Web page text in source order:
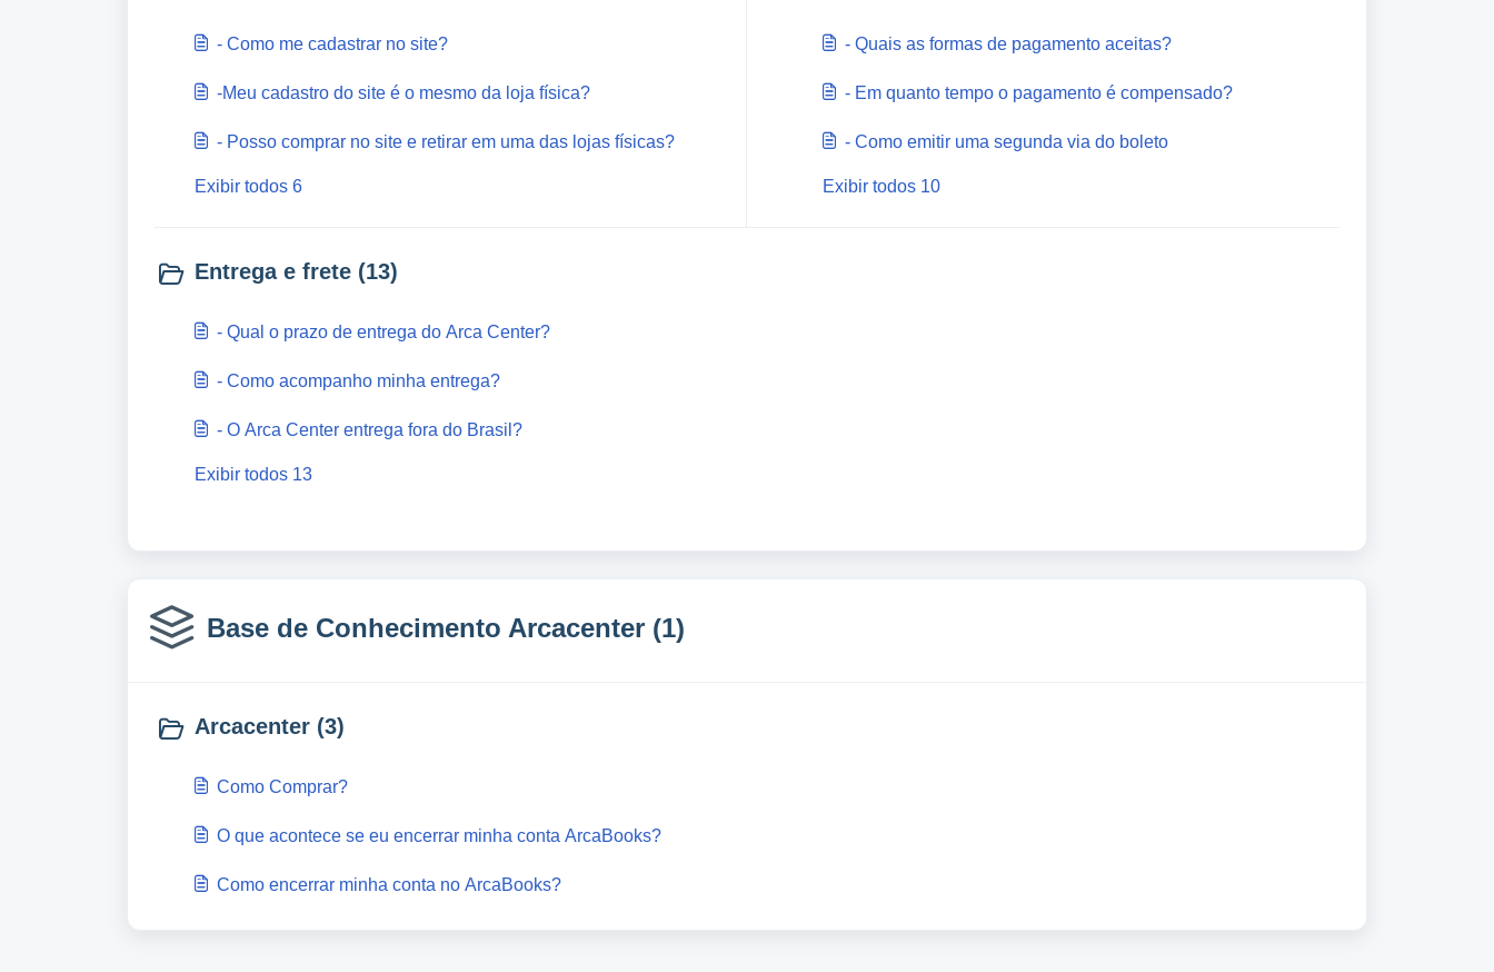
- Como me cadastrar no site?
-Meu cadastro do site é o mesmo da loja física?
- Posso comprar no site e retirar em uma das lojas físicas?
Exibir todos 6
- Quais as formas de pagamento aceitas?
- Em quanto tempo o pagamento é compensado?
- Como emitir uma segunda via do boleto
Exibir todos 10
Entrega e frete (13)
- Qual o prazo de entrega do Arca Center?
- Como acompanho minha entrega?
- O Arca Center entrega fora do Brasil?
Exibir todos 13
Base de Conhecimento Arcacenter (1)
Arcacenter (3)
Como Comprar?
O que acontece se eu encerrar minha conta ArcaBooks?
Como encerrar minha conta no ArcaBooks?